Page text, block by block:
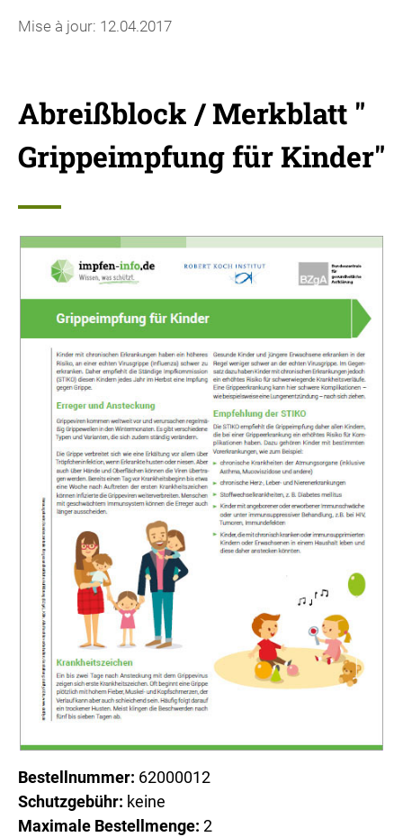
Mise à jour: 12.04.2017
Abreißblock / Merkblatt "
Grippeimpfung für Kinder"
Bestellnummer: 62000012
Schutzgebühr: keine
Maximale Bestellmenge: 2